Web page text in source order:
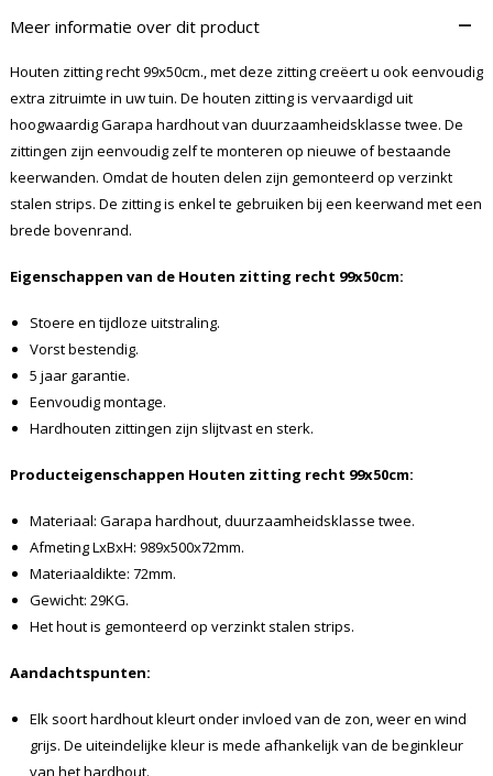
Meer informatie over dit product –
Houten zitting recht 99x50cm., met deze zitting creëert u ook eenvoudig
extra zitruimte in uw tuin. De houten zitting is vervaardigd uit
hoogwaardig Garapa hardhout van duurzaamheidsklasse twee. De
zittingen zijn eenvoudig zelf te monteren op nieuwe of bestaande
keerwanden. Omdat de houten delen zijn gemonteerd op verzinkt
stalen strips. De zitting is enkel te gebruiken bij een keerwand met een
brede bovenrand.
Eigenschappen van de Houten zitting recht 99x50cm:
Stoere en tijdloze uitstraling.
Vorst bestendig.
5 jaar garantie.
Eenvoudig montage.
Hardhouten zittingen zijn slijtvast en sterk.
Producteigenschappen Houten zitting recht 99x50cm:
Materiaal: Garapa hardhout, duurzaamheidsklasse twee.
Afmeting LxBxH: 989x500x72mm.
Materiaaldikte: 72mm.
Gewicht: 29KG.
Het hout is gemonteerd op verzinkt stalen strips.
Aandachtspunten:
Elk soort hardhout kleurt onder invloed van de zon, weer en wind
grijs. De uiteindelijke kleur is mede afhankelijk van de beginkleur
van het hardhout.